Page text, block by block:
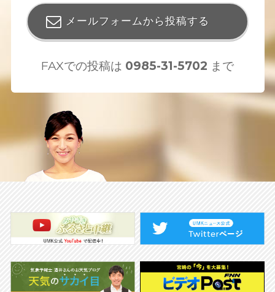
メールフォームから投稿する
FAXでの投稿は 0985-31-5702 まで